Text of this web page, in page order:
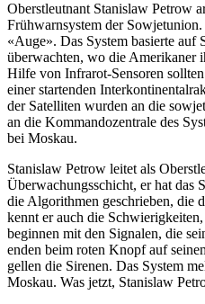
Oberstleutnant Stanislaw Petrow
Frühwarnsystem der
«Auge». Das System basierte auf
überwachten, wo die Amerikaner
Hilfe von Infrarot-Sensoren
einer startenden
der Satelliten wurden an die
an die Kommandozentrale des
bei Moskau.
Stanislaw Petrow leitet als
Überwachungsschicht, er hat das
die Algorithmen geschrieben, die
kennt er auch die
beginnen mit den Signalen, die
enden beim roten Knopf auf
gellen die Sirenen. Das System
Moskau. Was jetzt, Stanislaw